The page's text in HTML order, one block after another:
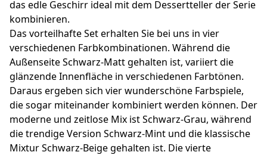
das edle Geschirr ideal mit dem Dessertteller der Serie
kombinieren.
Das vorteilhafte Set erhalten Sie bei uns in vier
verschiedenen Farbkombinationen. Während die
Außenseite Schwarz-Matt gehalten ist, variiert die
glänzende Innenfläche in verschiedenen Farbtönen.
Daraus ergeben sich vier wunderschöne Farbspiele,
die sogar miteinander kombiniert werden können. Der
moderne und zeitlose Mix ist Schwarz-Grau, während
die trendige Version Schwarz-Mint und die klassische
Mixtur Schwarz-Beige gehalten ist. Die vierte